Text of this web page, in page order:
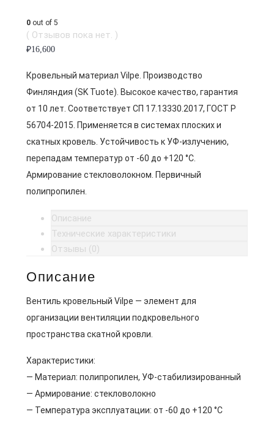
0 out of 5
( Отзывов пока нет. )
₽16,600
Кровельный материал Vilpe. Производство
Финляндия (SK Tuote). Высокое качество, гарантия
от 10 лет. Соответствует СП 17.13330.2017, ГОСТ Р
56704-2015. Применяется в системах плоских и
скатных кровель. Устойчивость к УФ-излучению,
перепадам температур от -60 до +120 °C.
Армирование стекловолокном. Первичный
полипропилен.
Описание
Технические характеристики
Отзывы (0)
Описание
Вентиль кровельный Vilpe — элемент для
организации вентиляции подкровельного
пространства скатной кровли.
Характеристики:
— Материал: полипропилен, УФ-стабилизированный
— Армирование: стекловолокно
— Температура эксплуатации: от -60 до +120 °C